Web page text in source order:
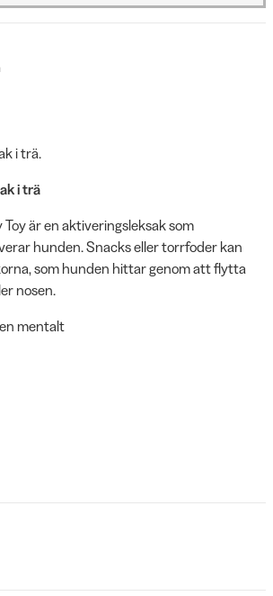
i trä.
i trä
är en aktiveringsleksak som
hunden. Snacks eller torrfoder kan
som hunden hittar genom att flytta
nosen.
mentalt